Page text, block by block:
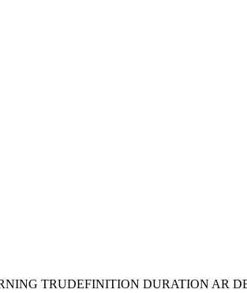
TRUDEFINITION DURATION AR